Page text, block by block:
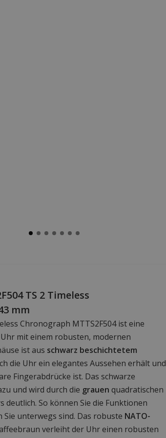
TS 2 Timeless
mm
Chronograph MTTS2F504 ist eine
mit einem robusten, modernen
ist aus schwarz beschichtetem
die Uhr ein elegantes Aussehen erhält und
Fingerabdrücke ist. Das schwarze
und wird durch die grauen quadratischen
So können Sie die Funktionen
Sie unterwegs sind. Das robuste NATO-
verleiht der Uhr einen robusten